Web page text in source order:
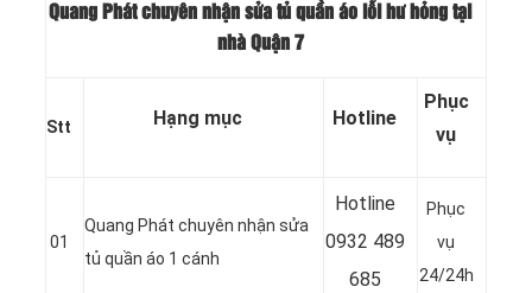
Quang Phát chuyên nhận sửa tủ quần áo lỗi hư hỏng tại
nhà Quận 7
Stt Hạng mục Hotline
Phục
vụ
01
Quang Phát chuyên nhận sửa
tủ quần áo 1 cánh
Hotline
0932 489
685
Phục
vụ
24/24h